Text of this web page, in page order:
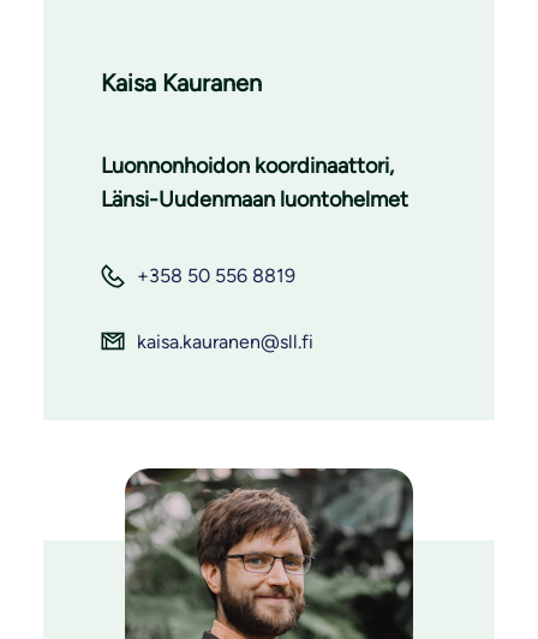
Kaisa Kauranen
Luonnonhoidon koordinaattori,
Länsi-Uudenmaan luontohelmet
+358 50 556 8819
kaisa.kauranen@sll.fi